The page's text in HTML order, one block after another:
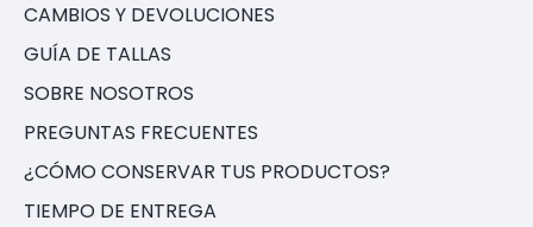
CAMBIOS Y DEVOLUCIONES
GUÍA DE TALLAS
SOBRE NOSOTROS
PREGUNTAS FRECUENTES
¿CÓMO CONSERVAR TUS PRODUCTOS?
TIEMPO DE ENTREGA